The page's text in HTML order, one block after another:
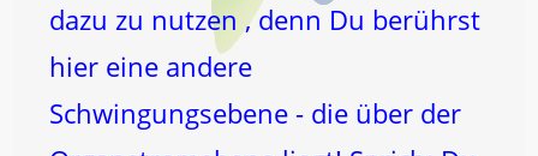
dazu zu nutzen , denn Du berührst
hier eine andere
Schwingungsebene - die über der